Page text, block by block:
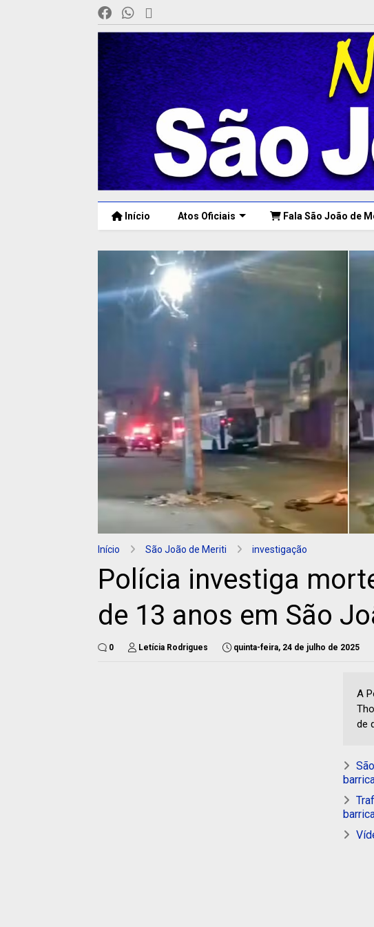
Início Atos Oficiais Fala São João de
Início São João de Meriti investigação
Polícia investiga
de 13 anos em São
0 Letícia Rodrigues quinta-feira, 24 de julho de 2025
A
de